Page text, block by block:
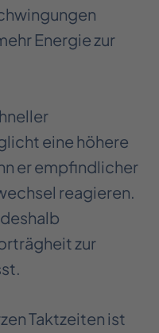
Energie zur
eine höhere
er empfindlicher
reagieren.
zur
Taktzeiten ist